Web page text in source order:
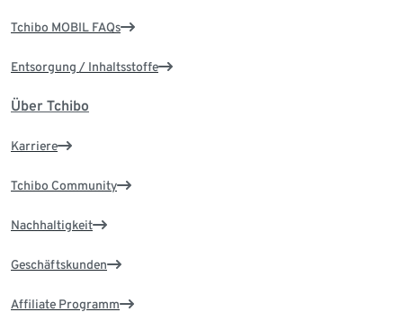
Tchibo MOBIL FAQs
Entsorgung / Inhaltsstoffe
Über Tchibo
Karriere
Tchibo Community
Nachhaltigkeit
Geschäftskunden
Affiliate Programm